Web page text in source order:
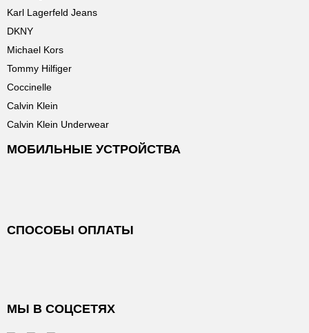
Karl Lagerfeld Jeans
DKNY
Michael Kors
Tommy Hilfiger
Coccinelle
Calvin Klein
Calvin Klein Underwear
МОБИЛЬНЫЕ УСТРОЙСТВА
СПОСОБЫ ОПЛАТЫ
МЫ В СОЦСЕТЯХ